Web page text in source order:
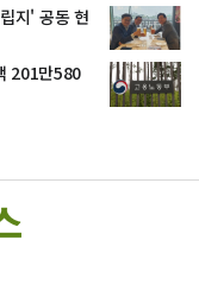
지' 공동 현
201만580